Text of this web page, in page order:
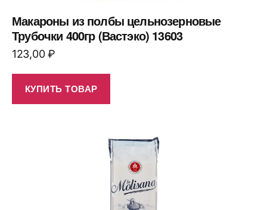
Макароны из полбы цельнозерновые
Трубочки 400гр (Вастэко) 13603
123,00₽
КУПИТЬ ТОВАР